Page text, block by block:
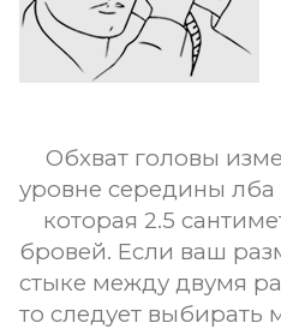
Обхват головы
уровне середины
которая 2.5
бровей. Если ваш
стыке между двумя
то следует